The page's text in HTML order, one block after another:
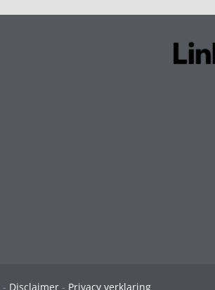
- Disclaimer- Privacy verklaring